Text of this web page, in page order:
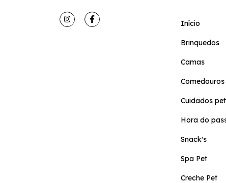
Início
Brinquedos
Camas
Comedouros
Cuidados
Hora do
Snack's
Spa Pet
Creche Pet